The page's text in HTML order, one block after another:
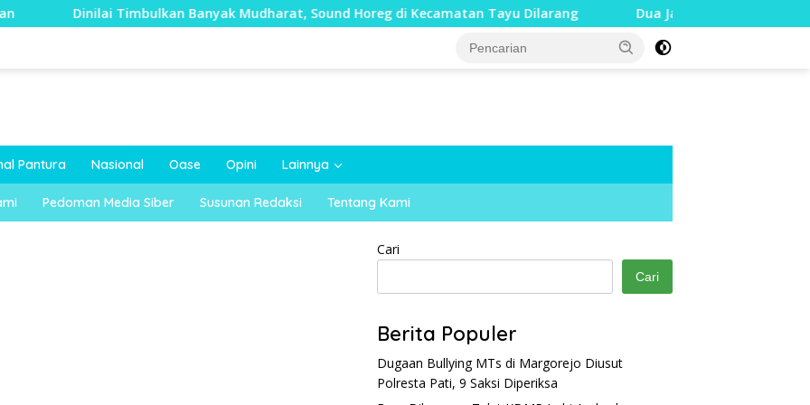
Timbulkan Banyak Mudharat, Sound Horeg di Kecamatan Tayu Dilarang Dua Jari Putus akibat Dugaan Bullying,
Pantura Nasional Oase Opini Lainnya
Pedoman Media Siber Susunan Redaksi Tentang Kami
Cari
Cari
Berita Populer
Dugaan Bullying MTs di Margorejo Diusut
Polresta Pati, 9 Saksi Diperiksa